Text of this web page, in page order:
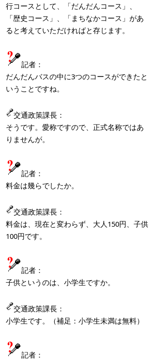
行コースとして、「だんだんコース」、
「歴史コース」、「まちなかコース」があ
ると考えていただければと存じます。
記者：
だんだんバスの中に3つのコースができたと
いうことですね。
交通政策課長：
そうです。愛称ですので、正式名称ではあ
りませんが。
記者：
料金は幾らでしたか。
交通政策課長：
料金は、現在と変わらず、大人150円、子供
100円です。
記者：
子供というのは、小学生ですか。
交通政策課長：
小学生です。（補足：小学生未満は無料）
記者：